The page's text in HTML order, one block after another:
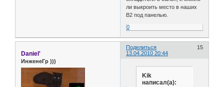
ли выкроить место в наших
В2 под панелью.
0
Поделиться
15
13.04.2010 20:44
Daniel'
ИнженеГр )))
Kik
написал(а):